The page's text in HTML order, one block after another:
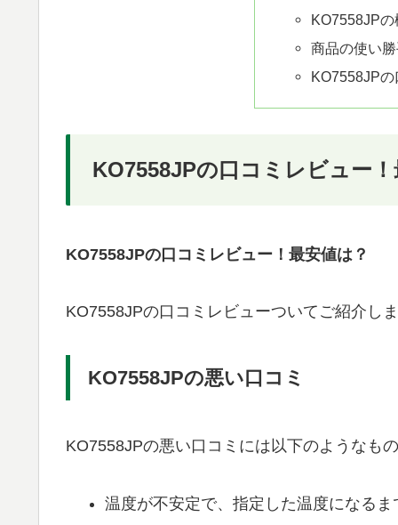
KO7558JP
商品の使い
KO7558JP
KO7558JPの口コミレビュー
KO7558JPの口コミレビュー！最安値は？
KO7558JPの口コミレビューついてご紹介し
KO7558JPの悪い口コミ
KO7558JPの悪い口コミには以下のようなも
温度が不安定で、指定した温度になる